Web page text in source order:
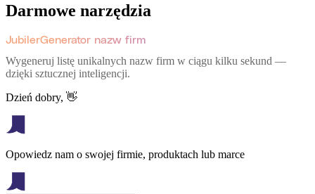
Darmowe narzędzia
JubilerGenerator nazw firm
Wygeneruj listę unikalnych nazw firm w ciągu kilku sekund —
dzięki sztucznej inteligencji.
Dzień dobry, 👋
Opowiedz nam o swojej firmie, produktach lub marce